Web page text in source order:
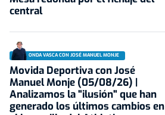
central
ONDA VASCA CON JOSÉ MANUEL MONJE
Movida Deportiva con José
Manuel Monje (05/08/26) |
Analizamos la "ilusión" que han
generado los últimos cambios en